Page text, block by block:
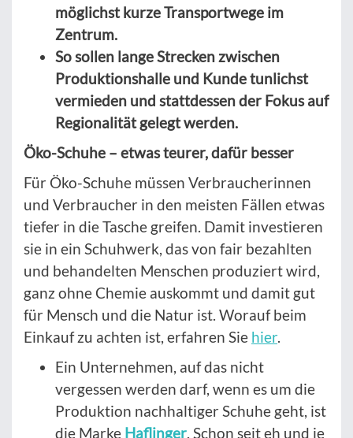
möglichst kurze Transportwege im
Zentrum.
So sollen lange Strecken zwischen
Produktionshalle und Kunde tunlichst
vermieden und stattdessen der Fokus auf
Regionalität gelegt werden.
Öko-Schuhe – etwas teurer, dafür besser
Für Öko-Schuhe müssen Verbraucherinnen
und Verbraucher in den meisten Fällen etwas
tiefer in die Tasche greifen. Damit investieren
sie in ein Schuhwerk, das von fair bezahlten
und behandelten Menschen produziert wird,
ganz ohne Chemie auskommt und damit gut
für Mensch und die Natur ist. Worauf beim
Einkauf zu achten ist, erfahren Sie hier.
Ein Unternehmen, auf das nicht
vergessen werden darf, wenn es um die
Produktion nachhaltiger Schuhe geht, ist
die Marke Haflinger . Schon seit eh und je